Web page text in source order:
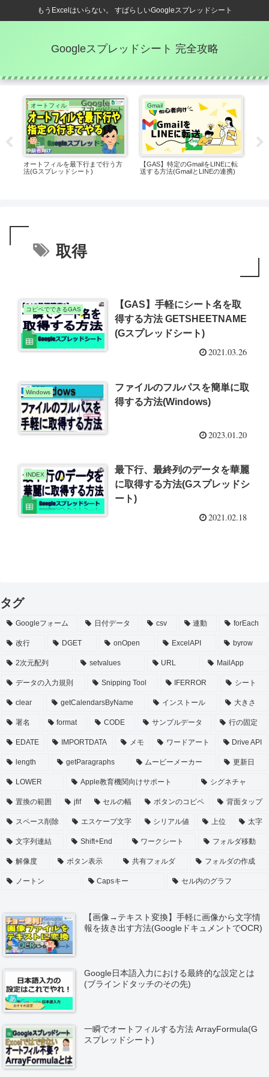
もうExcelはいらない。 すばらしいGoogleスプレッドシート
Googleスプレッドシート 完全攻略
オートフィル
オートフィルを最下行まで行う方
法(Gスプレッドシート)
Gmail
【GAS】特定のGmailをLINEに転
送する方法(GmailとLINEの連携)
取得
コピペでできるGAS
【GAS】手軽にシート名を取
得する方法 GETSHEETNAME
(Gスプレッドシート)
2021.03.26
Windows
ファイルのフルパスを簡単に取
得する方法(Windows)
2023.01.20
INDEX
最下行、最終列のデータを華麗
に取得する方法(Gスプレッドシ
ート)
2021.02.18
タグ
Googleフォーム 日付データ csv 連動 forEach
改行 DGET onOpen ExcelAPI byrow
2次元配列 setvalues URL MailApp
データの入力規則 Snipping Tool IFERROR シート
clear getCalendarsByName インストール 大きさ
署名 format CODE サンプルデータ 行の固定
EDATE IMPORTDATA メモ ワードアート Drive API
length getParagraphs ムービーメーカー 更新日
LOWER Apple教育機関向けサポート シグネチャ
置換の範囲 jfif セルの幅 ボタンのコピペ 背面タップ
スペース削除 エスケープ文字 シリアル値 上位 太字
文字列連結 Shift+End ワークシート フォルダ移動
解像度 ボタン表示 共有フォルダ フォルダの作成
ノートン Capsキー セル内のグラフ
【画像→テキスト変換】手軽に画像から文字情
報を抜き出す方法(GoogleドキュメントでOCR)
Google日本語入力における最終的な設定とは
(ブラインドタッチのその先)
一瞬でオートフィルする方法 ArrayFormula(G
スプレッドシート)